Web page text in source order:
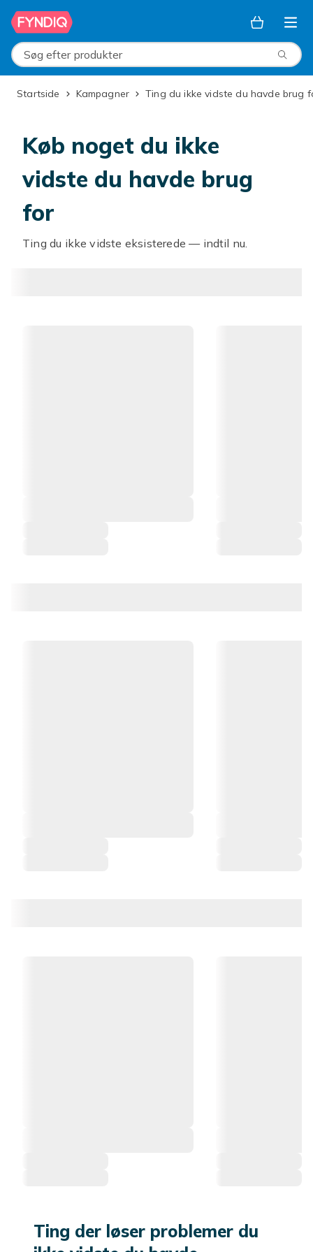
Spring til hovedindhold
Søg efter produkter
Startside Kampagner Ting du ikke vidste du havde brug
Køb noget du ikke
vidste du havde brug
for
Ting du ikke vidste eksisterede — indtil nu.
Ting der løser problemer du